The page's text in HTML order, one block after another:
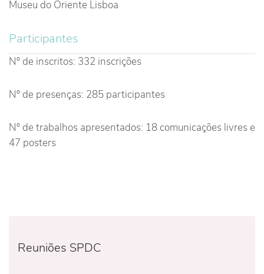
Museu do Oriente Lisboa
Participantes
Nº de inscritos: 332 inscrições
Nº de presenças: 285 participantes
Nº de trabalhos apresentados: 18 comunicações livres e
47 posters
Reuniões SPDC